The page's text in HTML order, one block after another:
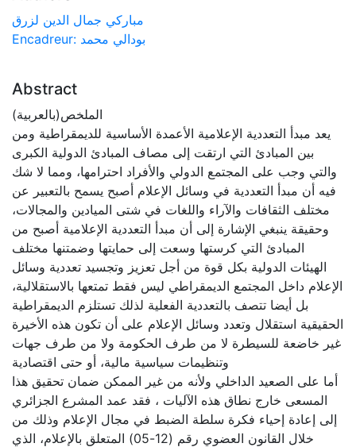
مباركي جمال الدين لزرق
Encadreur: بودالي محمد
Abstract
الملخص(بالعربية)
يعد مبدأ التعددية الإعلامية الأعمدة الأساسية للديمقراطية ومن
بين المبادئ التي ارتقت إلى مصاف المبادئ الدولية الكبرى
والتي وجب على المجتمع الدولي والأفراد احترامها، ومما لا شك
فيه أن مبدأ التعددية في وسائل الإعلام أصبح يسمح بالتعبير عن
مختلف الثقافات والآراء واللغات في شتى الميادين والمجالات،
وحقيقة ينبغي الإشارة إلى أن مبدأ التعددية الإعلامية أصبح من
المبادئ التي كرستها وسعت إلى حمايتها وضمتنها مختلف
الهيئات الدولية بكل قوة من أجل تعزيز وتجسيد تعددية وسائل
الإعلام داخل المجتمع الديمقراطي ليس فقط تمتعها بالاستقلالية،
بل أيضا تتصف بالتعددية الفعلية لذلك تستلزم الديمقراطية
الحقيقية استقلال وتعدد وسائل الإعلام على أن تكون هذه الأخيرة
غير خاضعة للسيطرة لا من طرف الحكومة ولا من طرف جهات
وتنظيمات سياسية مالية، أو حتى اقتصادية
أما على الصعيد الداخلي ولأنه من غير الممكن ضمان تحقيق هذا
المسعى خارج نطاق هذه الآليات ، فقد عمد المشرع الجزائري
إلى إعادة إحياء فكرة سلطة الضبط في مجال الإعلام وذلك من
خلال القانون العضوي رقم (12-05) المتعلق بالإعلام، الذي